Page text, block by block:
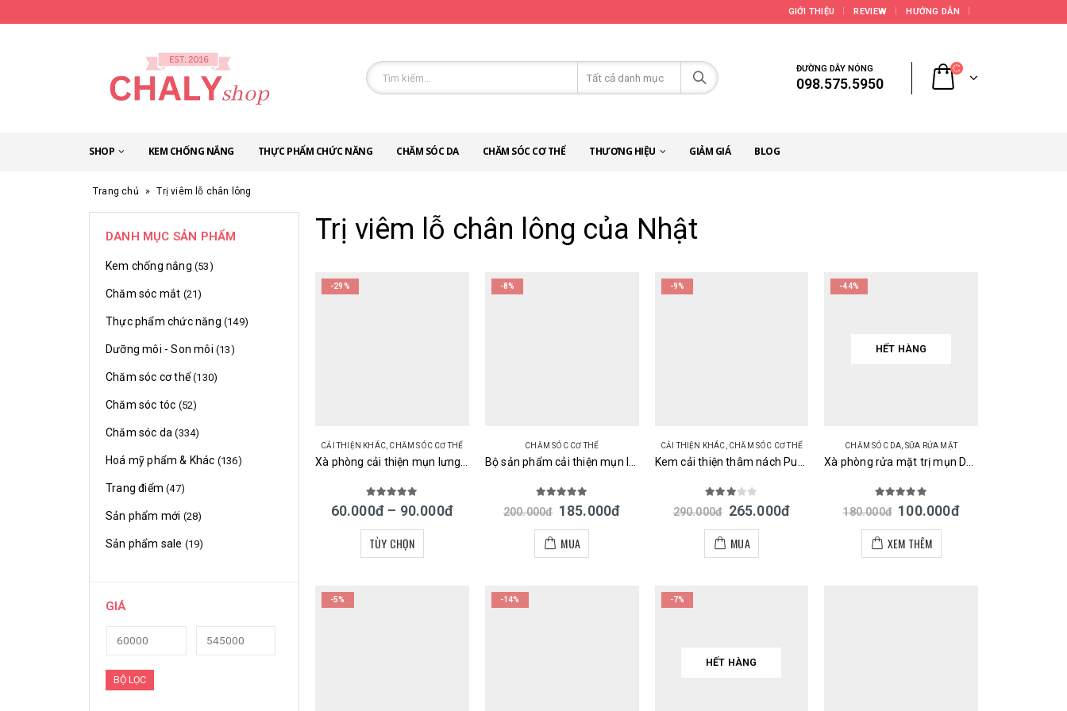
GIỚI THIỆU REVIEW HƯỚNG DẪN
ĐƯỜNG DÂY NÓNG
098.575.5950
SHOP KEM CHỐNG NẮNG THỰC PHẨM CHỨC NĂNG CHĂM SÓC DA CHĂM SÓC CƠ THỂ THƯƠNG HIỆU GIẢM GIÁ BLOG
Trang chủ » Trị viêm lỗ chân lông
Trị viêm lỗ chân lông của Nhật
-29%
CẢI THIỆN KHÁC CHĂM SÓC CƠ THỂ
5.00 out of 5
60.000đ – 90.000đ
TÙY CHỌN
-8%
CHĂM SÓC CƠ THỂ
out of 5
200.000đ 185.000đ
MUA
-9%
CẢI THIỆN KHÁC CHĂM SÓC CƠ THỂ
out of 5
290.000đ 265.000đ
MUA
-44%
HẾT HÀNG
CHĂM SÓC DA SỮA RỬA MẶT
out of 5
180.000đ 100.000đ
XEM THÊM
-5% -14% -7%
HẾT HÀNG
DANH MỤC SẢN PHẨM
Kem chống nắng (53)
Chăm sóc mắt (21)
Thực phẩm chức năng (149)
Dưỡng môi - Son môi (13)
Chăm sóc cơ thể (130)
Chăm sóc tóc (52)
Chăm sóc da (334)
Hoá mỹ phẩm & Khác (136)
Trang điểm (47)
Sản phẩm mới (28)
Sản phẩm sale (19)
GIÁ
BỘ LỌC